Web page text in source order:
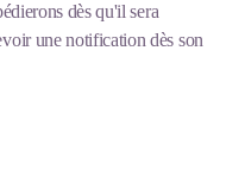
dès qu'il sera
une notification dès son